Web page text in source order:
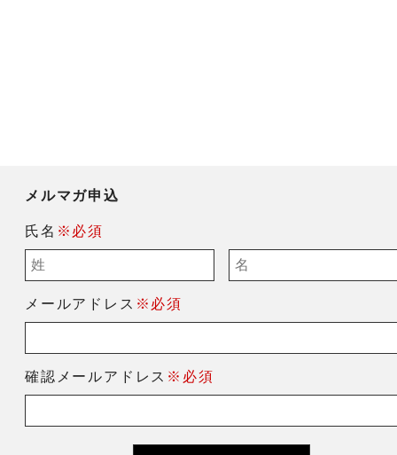
メルマガ申込
氏名 ※必須
メールアドレス ※必須
確認メールアドレス ※必須